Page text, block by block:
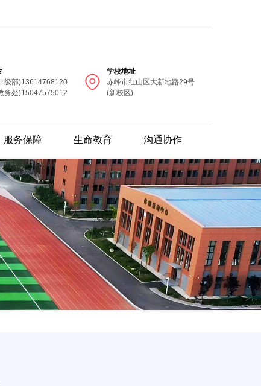
级部)13614768120
务处)15047575012
学校地址
赤峰市红山区大新地路29号
(新校区)
服务保障 生命教育 沟通协作